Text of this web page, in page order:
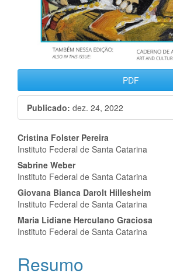
PDF
Publicado: dez. 24, 2022
Conteúdo
do
artigo
principal
Cristina Folster Pereira
Instituto Federal de Santa Catarina
Sabrine Weber
Instituto Federal de Santa Catarina
Giovana Bianca Darolt Hillesheim
Instituto Federal de Santa Catarina
Maria Lidiane Herculano Graciosa
Instituto Federal de Santa Catarina
Resumo